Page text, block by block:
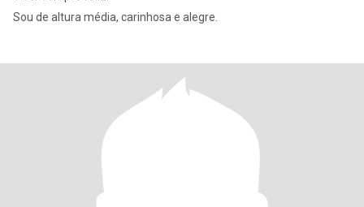
Sou de altura média, carinhosa e alegre.